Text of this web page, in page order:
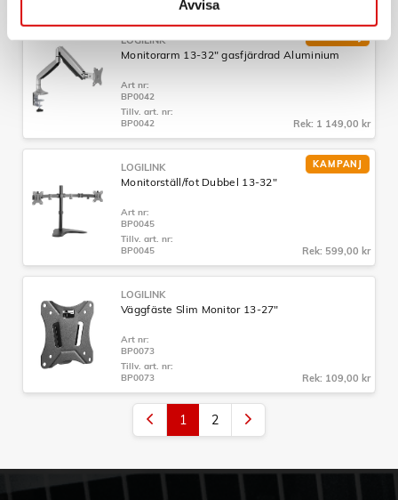
Avvisa
LOGILINK
Monitorarm 13-32" gasfjärdrad Aluminium
Art nr:
BP0042
Tillv. art. nr:
BP0042
Rek: 1 149,00 kr
KAMPANJ
LOGILINK
Monitorställ/fot Dubbel 13-32"
Art nr:
BP0045
Tillv. art. nr:
BP0045
Rek: 599,00 kr
LOGILINK
Väggfäste Slim Monitor 13-27"
Art nr:
BP0073
Tillv. art. nr:
BP0073
Rek: 109,00 kr
1 2